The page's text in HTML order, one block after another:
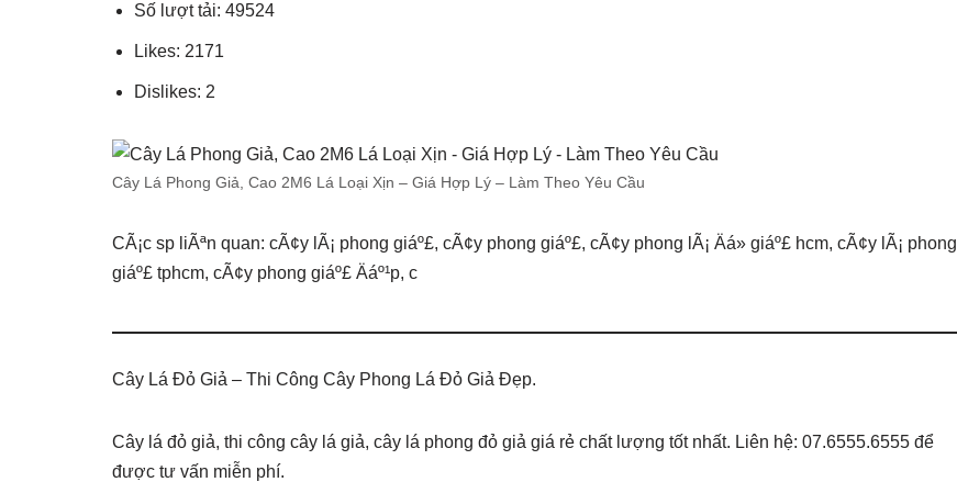
Số lượt tải: 49524
Likes: 2171
Dislikes: 2
Cây Lá Phong Giả, Cao 2M6 Lá Loại Xịn – Giá Hợp Lý – Làm Theo Yêu Cầu
CÃ¡c sp liÃªn quan: cÃ¢y lÃ¡ phong giáº£, cÃ¢y phong giáº£, cÃ¢y phong lÃ¡ Äá» giáº£ hcm, cÃ¢y lÃ¡ phong
giáº£ tphcm, cÃ¢y phong giáº£ Äáº¹p, c
Cây Lá Đỏ Giả – Thi Công Cây Phong Lá Đỏ Giả Đẹp.
Cây lá đỏ giả, thi công cây lá giả, cây lá phong đỏ giả giá rẻ chất lượng tốt nhất. Liên hệ: 07.6555.6555 để
được tư vấn miễn phí.